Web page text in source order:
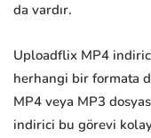
da vardır.
Uploadflix MP4
herhangi bir formata
MP4 veya MP3
indirici bu görevi